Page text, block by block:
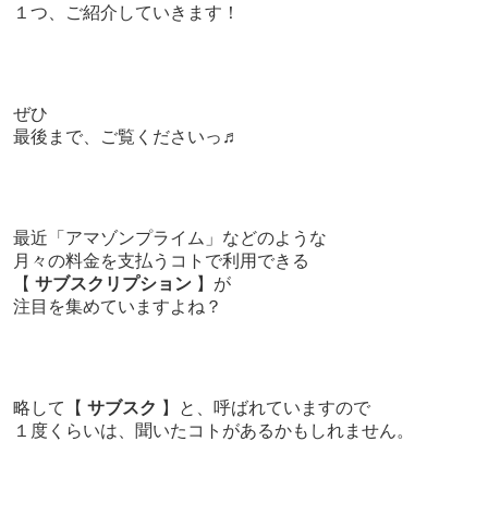
１つ、ご紹介していきます！
ぜひ
最後まで、ご覧くださいっ♬
最近 「アマゾンプライム」などのような
月々の料金を支払うコトで利用できる
【 サブスクリプション】が
注目を集めていますよね？
略して【 サブスク 】と、呼ばれていますので
１度くらいは、聞いたコトがあるかもしれません。